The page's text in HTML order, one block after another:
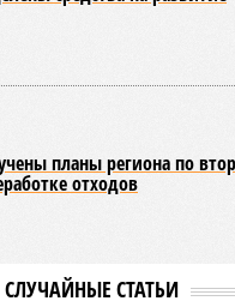
планы региона по
отходов
СЛУЧАЙНЫЕ СТАТЬИ